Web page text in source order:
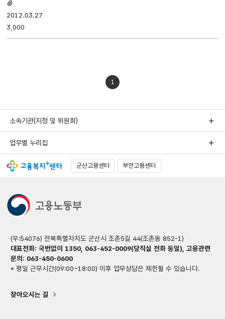
있음
2012.03.27
3,000
1
소속기관(지청 및 위원회)
업무별 누리집
군산고용센터 부안고용센터
(우:54076) 전북특별자치도 군산시 조촌5길 44(조촌동 852-1)
대표전화: 국번없이 1350, 063-452-0009(당직실 전화 동일), 고용관련
문의: 063-450-0600
* 평일 근무시간(09:00~18:00) 이후 업무상담은 제한될 수 있습니다.
찾아오시는 길